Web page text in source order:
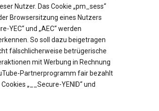
Nutzer. Das Cookie „pm_sess“
Browsersitzung eines Nutzers
YEC“ und „AEC“ werden
So soll dazu beigetragen
fälschlicherweise betrügerische
mit Werbung in Rechnung
Partnerprogramm fair bezahlt
„__Secure-YENID“ und